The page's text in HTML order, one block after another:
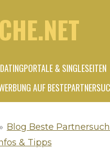
DATINGPORTALE & SINGLESEITEN
AUF
» Blog Beste
& Tipps